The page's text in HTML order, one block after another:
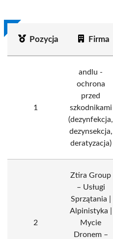
Pozycja Firma
1
andlu -
ochrona
przed
szkodnikami
(dezynfekcja,
dezynsekcja,
deratyzacja)
2
Ztira Group
– Usługi
Sprzątania |
Alpinistyka |
Mycie
Dronem –